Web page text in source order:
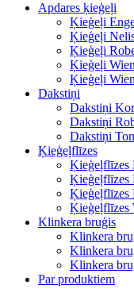
Apdares ķieģeļi
Ķieģeļi
Ķieģeļi
Ķieģeļi
Ķieģeļi
Ķieģeļi
Dakstiņi
Dakstiņi
Dakstiņi
Dakstiņi
Ķieģeļflīzes
Ķieģeļflīzes
Ķieģeļflīzes
Ķieģeļflīzes
Ķieģeļflīzes
Klinkera bruģis
Klinkera
Klinkera
Klinkera
Par produktiem